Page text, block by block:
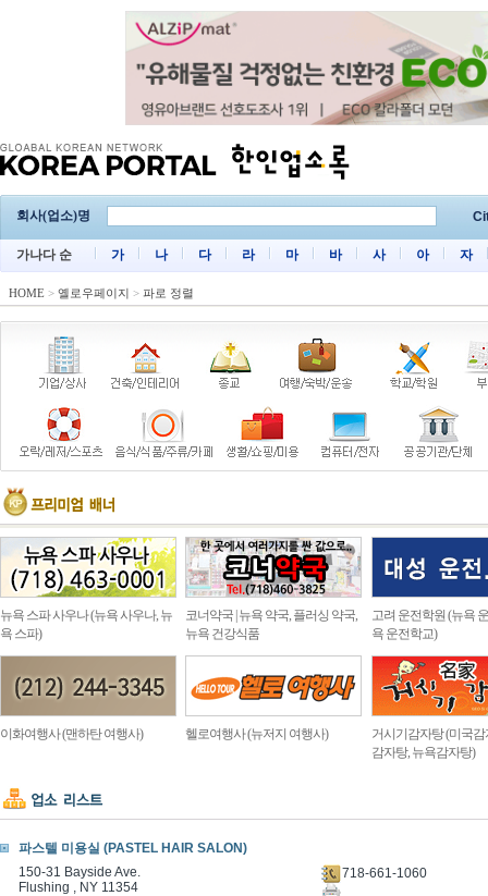
회사(업소)명
가나다 순 가 나 다 라 마 바 사 아 자
HOME > 옐로우페이지 > 파로 정렬
뉴욕 스파 사우나 (뉴욕 사우나, 뉴
욕 스파)
코너약국 | 뉴욕 약국, 플러싱 약국,
뉴욕 건강식품
고려 운전학원 (뉴욕
욕 운전학교)
이화여행사 (맨하탄 여행사) 헬로여행사 (뉴저지 여행사)
거시기감자탕 (미국감
감자탕, 뉴욕감자탕)
파스텔 미용실 (PASTEL HAIR SALON)
150-31 Bayside Ave.
Flushing , NY 11354
718-661-1060